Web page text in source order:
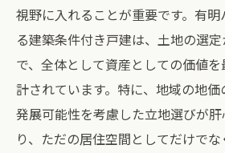
視野に入れることが重要です。有
る建築条件付き戸建は、土地の選
で、全体として資産としての価値
計されています。特に、地域の地
発展可能性を考慮した立地選びが
り、ただの居住空間としてだけで